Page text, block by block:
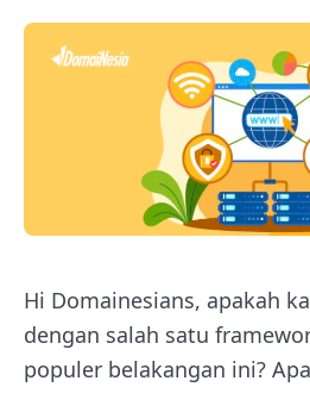
Hi Domainesians, apakah
dengan salah satu
populer belakangan ini?